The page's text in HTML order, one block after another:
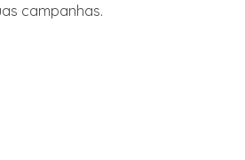
campanhas.